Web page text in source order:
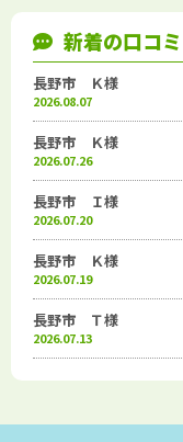
新着の口コミ
長野市 Ｋ様
2026.08.07
長野市 Ｋ様
2026.07.26
長野市 Ｉ様
2026.07.20
長野市 Ｋ様
2026.07.19
長野市 Ｔ様
2026.07.13